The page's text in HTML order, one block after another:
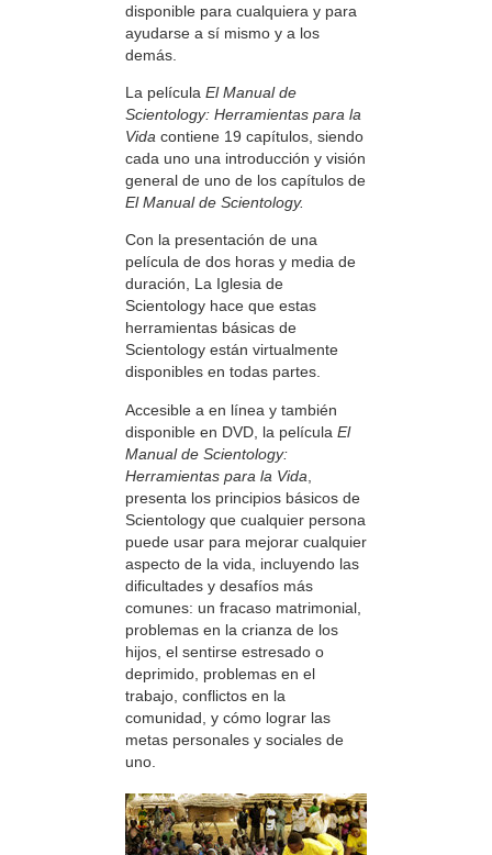
disponible para cualquiera y para
ayudarse a sí mismo y a los
demás.
La película El Manual de
Scientology: Herramientas para la
Vida contiene 19 capítulos, siendo
cada uno una introducción y visión
general de uno de los capítulos de
El Manual de Scientology.
Con la presentación de una
película de dos horas y media de
duración, La Iglesia de
Scientology hace que estas
herramientas básicas de
Scientology están virtualmente
disponibles en todas partes.
Accesible a en línea y también
disponible en DVD, la película El
Manual de Scientology:
Herramientas para la Vida
presenta los principios básicos de
Scientology que cualquier persona
puede usar para mejorar cualquier
aspecto de la vida, incluyendo las
dificultades y desafíos más
comunes: un fracaso matrimonial,
problemas en la crianza de los
hijos, el sentirse estresado o
deprimido, problemas en el
trabajo, conflictos en la
comunidad, y cómo lograr las
metas personales y sociales de
uno.